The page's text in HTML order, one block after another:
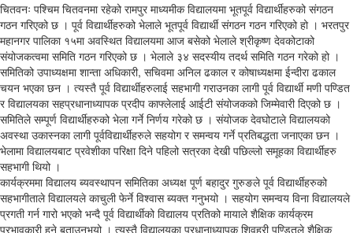
चितवनः पश्चिम चितवनमा रहेको रामपुर माध्यमीक विद्यालयमा भूतपूर्व विद्यार्थीहरुको संगठन
गठन गरिएको छ । पूर्व विद्यार्थीहरुको भेलाले भूतपूर्व विद्यार्थी संगठन गठन गरिएको हो । भरतपुर
महानगर पालिका १५मा अवस्थित विद्यालयमा आज बसेको भेलाले श्रीकृष्ण देवकोटाको
संयोजकत्वमा समिति गठन गरिएको छ । भेलाले ३४ सदस्यीय तदर्थ समिति गठन गरेको हो ।
समितिको उपाध्यक्षमा शान्ता अधिकारी, सचिवमा अनिल ढकाल र कोषाध्यक्षमा ईन्दीरा ढकाल
चयन भएका छन । त्यस्तै पूर्व विद्यार्थीहरुलाई सहभागी गराउनका लागी पूर्व विद्यार्थी मणी पण्डित
र विद्यालयका सहप्रधानाध्यापक प्रदीप काफ्लेलाई आईटी संयोजकको जिम्मेवारी दिएको छ ।
समितिले सम्पूर्ण विद्यार्थीहरुको भेला गर्ने निर्णय गरेको छ । संयोजक देवघोटाले विद्यालयको
अवस्था उकास्नका लागी पूर्वविद्यार्थीहरुले सहयोग र समन्वय गर्ने प्रतिबद्धता जनाएका छन ।
भेलामा विद्यालयबाट प्रवेशीका परिक्षा दिने पहिलो सत्रका देखी पछिल्लो समूहका विद्यार्थीहरु
सहभागी थियो ।
कार्यक्रममा विद्यालय ब्यवस्थापन समितिका अध्यक्ष पूर्ण बहादुर गुरुङले पूर्व विद्यार्थीहरुको
सहभागीताले विद्यालयले काचुली फेर्ने विश्वास ब्यक्त गनुभयो । सहयोग समन्वय विना विद्यालयले
प्रगती गर्न गारो भएको भन्दै पूर्व विद्यार्थीको विद्यालय प्रतिको मायाले शैक्षिक कार्यक्रम
प्रभावकारी हुने बताउनुभयो । त्यस्तै विद्यालयका प्रधानाध्यापक शिवहरी पण्डितले शैक्षिक